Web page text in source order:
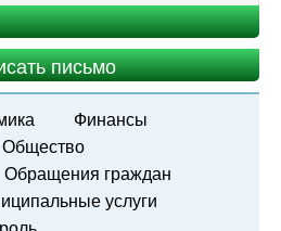
письмо
Финансы
Общество
Обращения граждан
услуги